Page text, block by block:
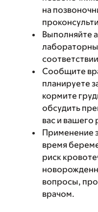
на
Выполняйте
Сообщите
планируете
кормите
обсудить
вас и вашего
Применение
время
риск
вопросы,
врачом.